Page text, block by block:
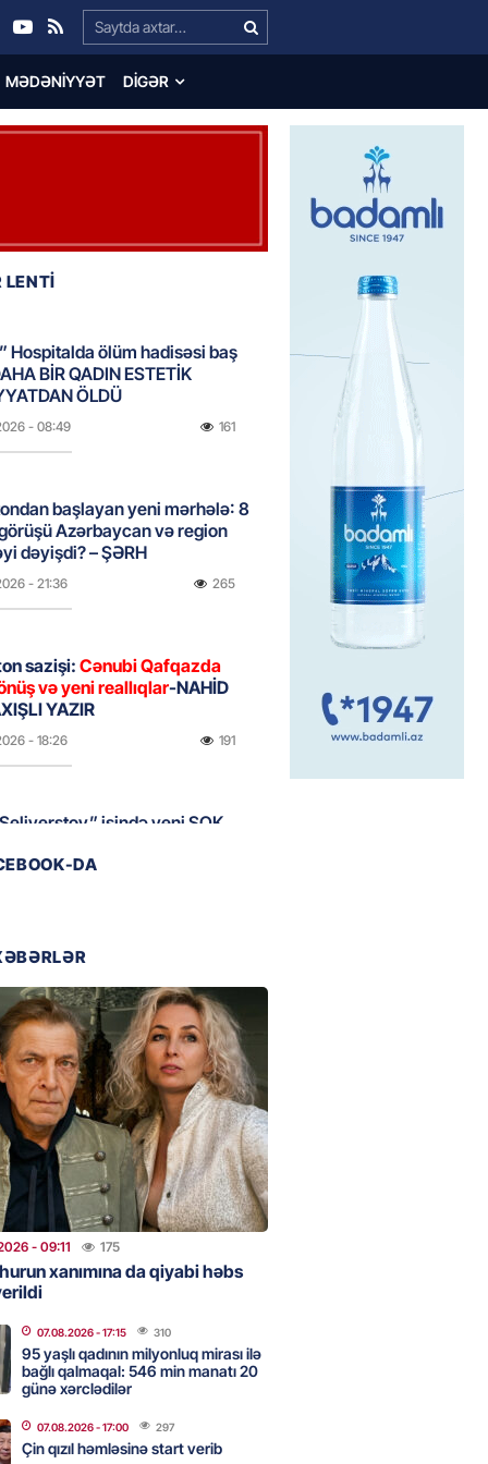
Search…
MƏDƏNIYYƏT DIGƏR
Hospitalda ölüm hadisəsi baş
BİR QADIN ESTETİK
ÖLDÜ
- 08:49 161
başlayan yeni mərhələ: 8
Azərbaycan və region
dəyişdi? – ŞƏRH
- 21:36 265
sazişi:Cənubi Qafqazda
və yeni reallıqlar-NAHİD
YAZIR
- 18:26 191
işində yeni ŞOK
sürətli qaçış
evlənməsə yaxşıdır” —
- 15:37 204
İlham Əliyev müharibəni
həm də sülhü qazandı!” –
- 14:50 171
oğlu türkcə danışdı
- 14:39
Prezident İlham Əliyevə
DA
- 09:11 175
xanımına da qiyabi həbs
07.08.2026- 17:15 310
95 yaşlı qadının milyonluq mirası ilə
bağlı qalmaqal: 546 min manatı 20
günə xərclədilər
07.08.2026- 17:00 297
Çin qızıl həmləsinə start verib